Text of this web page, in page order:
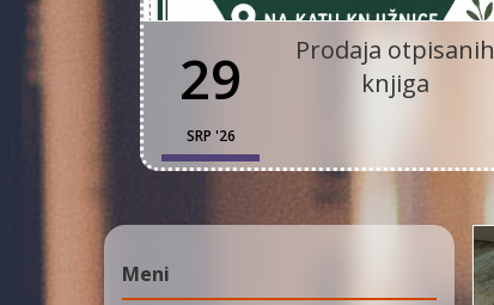
29
SRP '26
Prodaja otpisanih
knjiga
Meni